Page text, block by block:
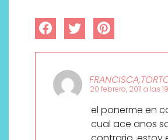
20 febrero, 2011 a las
el ponerme en
cual ace anos